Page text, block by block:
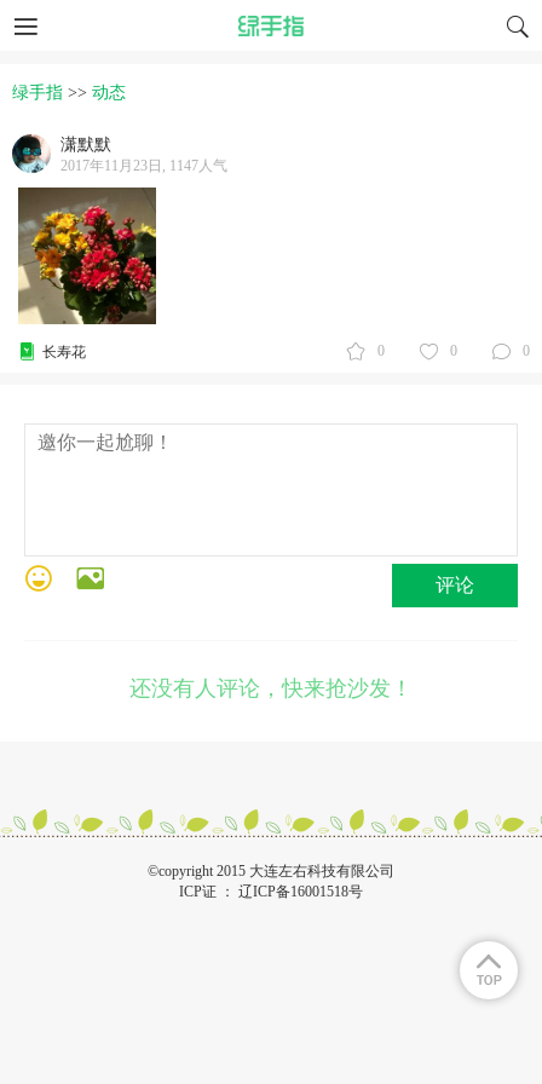
绿手指 >> 动态
潇默默
2017年11月23日, 1147人气
0 0 0
长寿花
评论
还没有人评论，快来抢沙发！
©copyright 2015 大连左右科技有限公司
ICP证 ： 辽ICP备16001518号